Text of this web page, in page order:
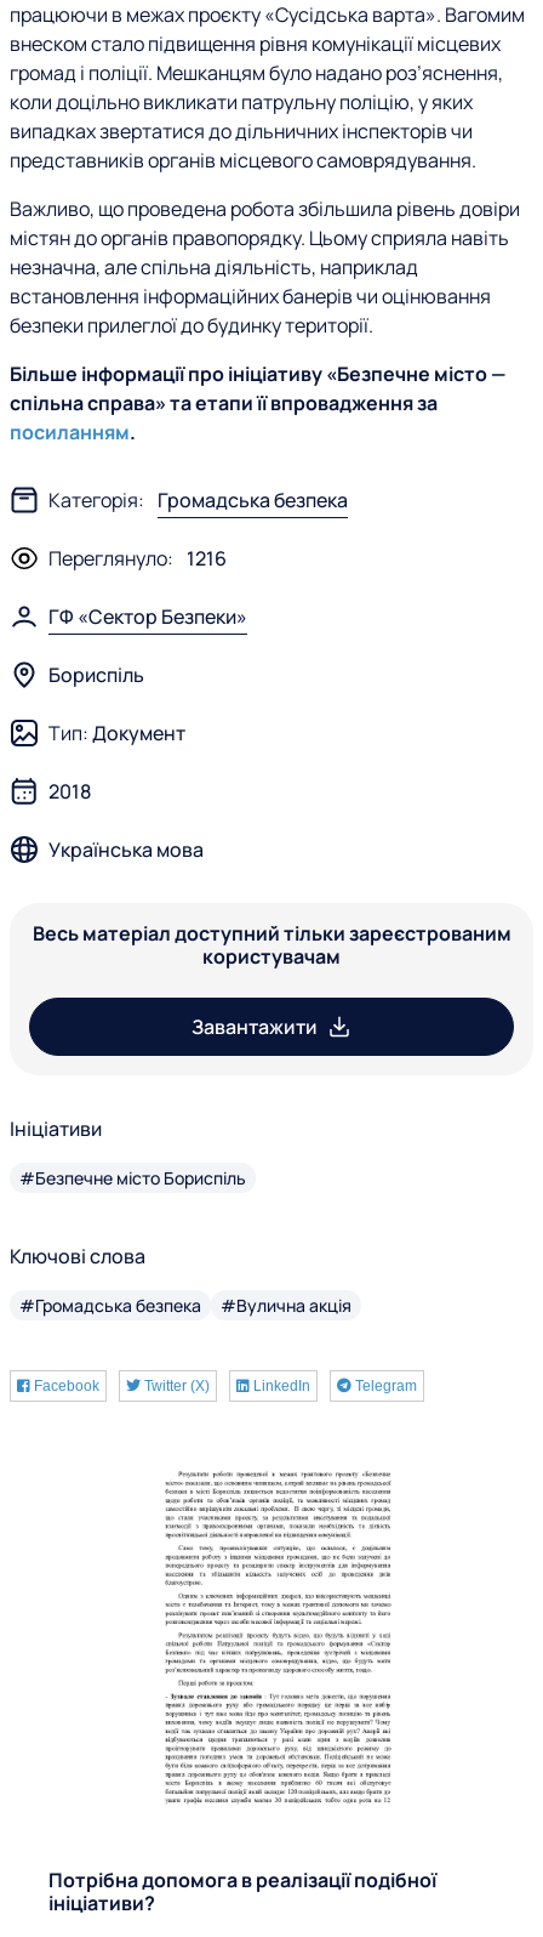
працюючи в межах проєкту «Сусідська варта». Вагомим
внеском стало підвищення рівня комунікації місцевих
громад і поліції. Мешканцям було надано роз’яснення,
коли доцільно викликати патрульну поліцію, у яких
випадках звертатися до дільничних інспекторів чи
представників органів місцевого самоврядування.
Важливо, що проведена робота збільшила рівень довіри
містян до органів правопорядку. Цьому сприяла навіть
незначна, але спільна діяльність, наприклад
встановлення інформаційних банерів чи оцінювання
безпеки прилеглої до будинку території.
Більше інформації про ініціативу «Безпечне місто —
спільна справа» та етапи її впровадження за
посиланням.
Категорія: Громадська безпека
Переглянуло: 1216
ГФ «Сектор Безпеки»
Бориспіль
Тип:Документ
2018
Українська мова
Весь матеріал доступний тільки зареєстрованим
користувачам
Завантажити
Ініціативи
#Безпечне місто Бориспіль
Ключові слова
#Громадська безпека #Вулична акція
Facebook Twitter (X) LinkedIn Telegram
Ф
Потрібна допомога в реалізації подібної
ініціативи?